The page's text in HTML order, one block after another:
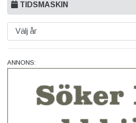
TIDSMASKIN
ANNONS: